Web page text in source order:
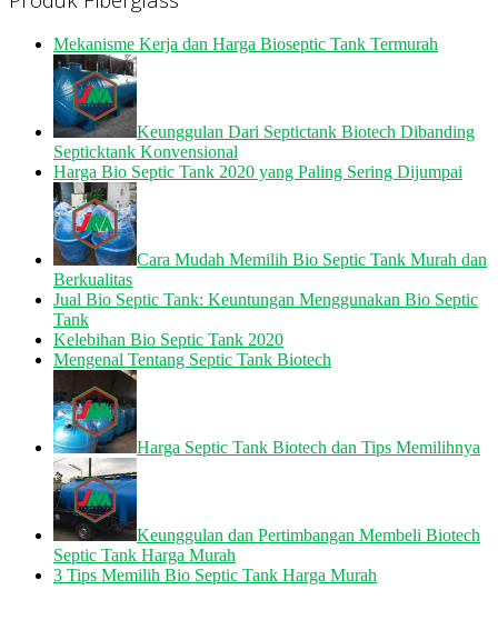
Mekanisme Kerja dan Harga Bioseptic Tank Termurah
Keunggulan Dari Septictank Biotech Dibanding
Septicktank Konvensional
Harga Bio Septic Tank 2020 yang Paling Sering Dijumpai
Cara Mudah Memilih Bio Septic Tank Murah dan
Berkualitas
Jual Bio Septic Tank: Keuntungan Menggunakan Bio Septic
Tank
Kelebihan Bio Septic Tank 2020
Mengenal Tentang Septic Tank Biotech
Harga Septic Tank Biotech dan Tips Memilihnya
Keunggulan dan Pertimbangan Membeli Biotech
Septic Tank Harga Murah
3 Tips Memilih Bio Septic Tank Harga Murah